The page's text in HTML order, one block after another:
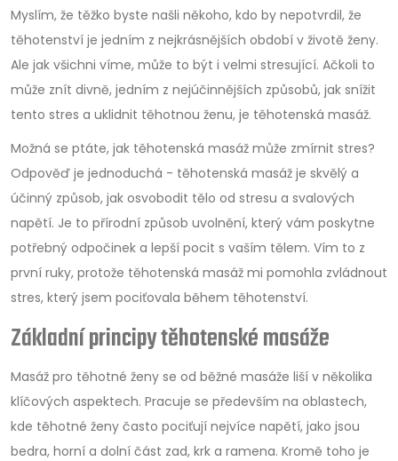
Myslím, že těžko byste našli někoho, kdo by nepotvrdil, že
těhotenství je jedním z nejkrásnějších období v životě ženy.
Ale jak všichni víme, může to být i velmi stresující. Ačkoli to
může znít divně, jedním z nejúčinnějších způsobů, jak snížit
tento stres a uklidnit těhotnou ženu, je těhotenská masáž.
Možná se ptáte, jak těhotenská masáž může zmírnit stres?
Odpověď je jednoduchá - těhotenská masáž je skvělý a
účinný způsob, jak osvobodit tělo od stresu a svalových
napětí. Je to přírodní způsob uvolnění, který vám poskytne
potřebný odpočinek a lepší pocit s vaším tělem. Vím to z
první ruky, protože těhotenská masáž mi pomohla zvládnout
stres, který jsem pociťovala během těhotenství.
Základní principy těhotenské masáže
Masáž pro těhotné ženy se od běžné masáže liší v několika
klíčových aspektech. Pracuje se především na oblastech,
kde těhotné ženy často pociťují nejvíce napětí, jako jsou
bedra, horní a dolní část zad, krk a ramena. Kromě toho je